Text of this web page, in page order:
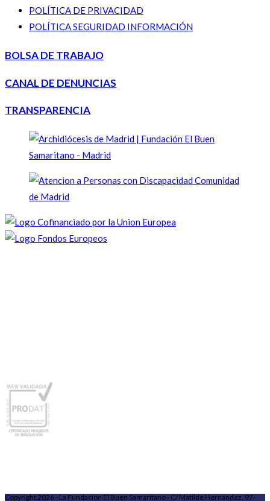
POLÍTICA DE PRIVACIDAD
POLÍTICA SEGURIDAD INFORMACIÓN
BOLSA DE TRABAJO
CANAL DE DENUNCIAS
TRANSPARENCIA
Copyright 2026 - La Fundación El Buen Samaritano - C/ Matilde Hernández, 97-